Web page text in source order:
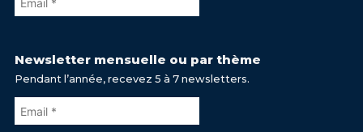
Newsletter mensuelle ou par thème
Pendant l’année, recevez 5 à 7 newsletters.